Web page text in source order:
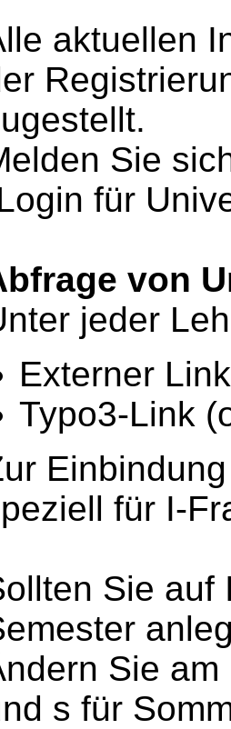
aktuellen
Sie
für
von
jeder
Externer
Typo3-Link
für I-
Sie auf
Sie
s für